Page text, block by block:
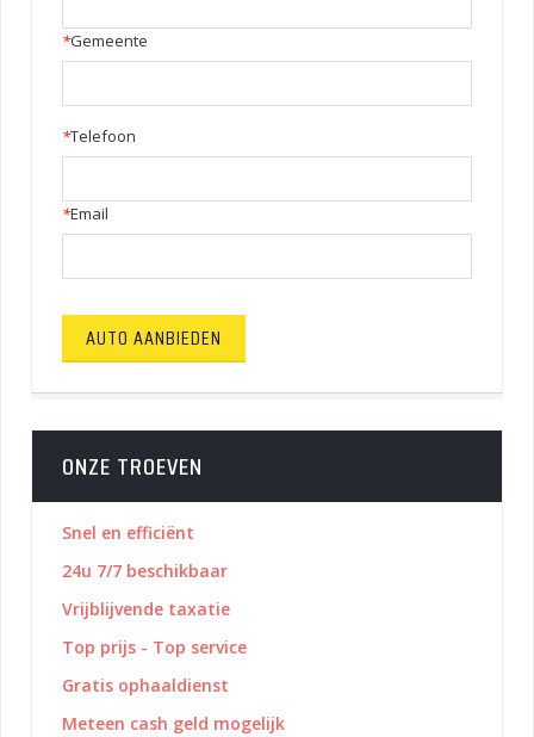
*Gemeente
*Telefoon
*Email
ONZE TROEVEN
Snel en efficiënt
24u 7/7 beschikbaar
Vrijblijvende taxatie
Top prijs - Top service
Gratis ophaaldienst
Meteen cash geld mogelijk